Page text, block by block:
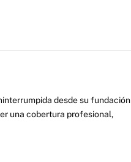
desde su fundación
una cobertura profesional,